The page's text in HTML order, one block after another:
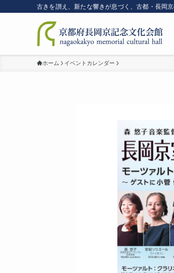
古きを讃え、新たな響きが息づく、古都・長岡
ホーム イベントカレンダー